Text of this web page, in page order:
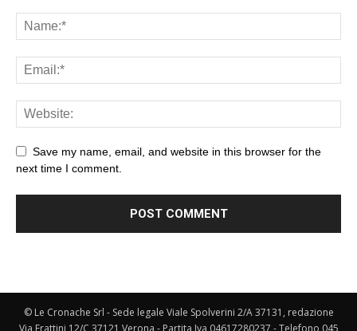
Save my name, email, and website in this browser for the
next time I comment.
© Le Cronache Srl - Sede legale Viale Spolverini 2/A 37131, redazione
Via Frattini 12/C 37121 Verona - Partita Iva 04617280237 - Telefono 045